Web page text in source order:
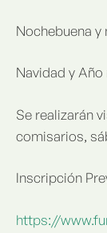
Nochebuena y
Navidad y
Se realizarán
comisarios,
Inscripción
https://